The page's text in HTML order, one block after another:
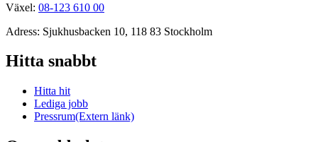
Växel: 08-123 610 00
Adress: Sjukhusbacken 10, 118 83 Stockholm
Hitta snabbt
Hitta hit
Lediga jobb
Pressrum(Extern länk)